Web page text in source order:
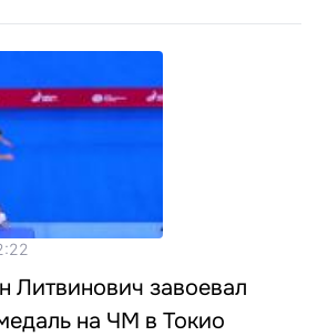
Литвинович завоевал
на ЧМ в Токио